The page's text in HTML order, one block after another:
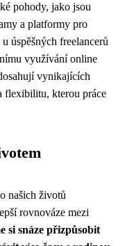
pohody, jako jsou
a platformy pro
úspěšných freelancerů
využívání online
vynikajících
flexibilitu, kterou práce
našich životů
rovnováze mezi
si snáze přizpůsobit